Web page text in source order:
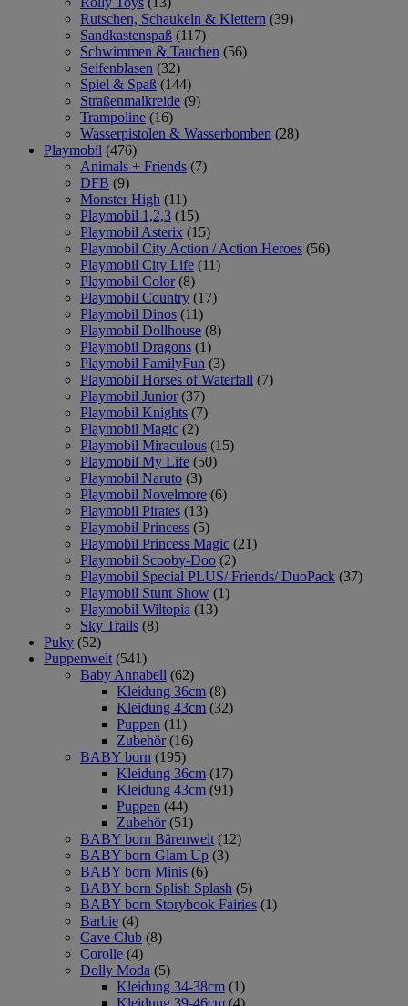
Rutschen, Schaukeln & Klettern (39)
Sandkastenspaß (117)
Schwimmen & Tauchen (56)
Seifenblasen (32)
Spiel & Spaß (144)
Straßenmalkreide (9)
Trampoline (16)
Wasserpistolen & Wasserbomben (28)
Playmobil (476)
Animals + Friends (7)
DFB (9)
Monster High (11)
Playmobil 1,2,3 (15)
Playmobil Asterix (15)
Playmobil City Action / Action Heroes (56)
Playmobil City Life (11)
Playmobil Color (8)
Playmobil Country (17)
Playmobil Dinos (11)
Playmobil Dollhouse (8)
Playmobil Dragons (1)
Playmobil FamilyFun (3)
Playmobil Horses of Waterfall (7)
Playmobil Junior (37)
Playmobil Knights (7)
Playmobil Magic (2)
Playmobil Miraculous (15)
Playmobil My Life (50)
Playmobil Naruto (3)
Playmobil Novelmore (6)
Playmobil Pirates (13)
Playmobil Princess (5)
Playmobil Princess Magic (21)
Playmobil Scooby-Doo (2)
Playmobil Special PLUS/ Friends/ DuoPack (37)
Playmobil Stunt Show (1)
Playmobil Wiltopia (13)
Sky Trails (8)
Puky (52)
Puppenwelt (541)
Baby Annabell (62)
Kleidung 36cm (8)
Kleidung 43cm (32)
Puppen (11)
Zubehör (16)
BABY born (195)
Kleidung 36cm (17)
Kleidung 43cm (91)
Puppen (44)
Zubehör (51)
BABY born Bärenwelt (12)
BABY born Glam Up (3)
BABY born Minis (6)
BABY born Splish Splash (5)
BABY born Storybook Fairies (1)
Barbie (4)
Cave Club (8)
Corolle (4)
Dolly Moda (5)
Kleidung 34-38cm (1)
Kleidung 39-46cm (4)